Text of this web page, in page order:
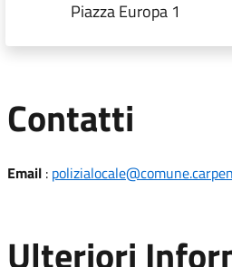
Piazza Europa 1
Contatti
Email:
Ulteriori